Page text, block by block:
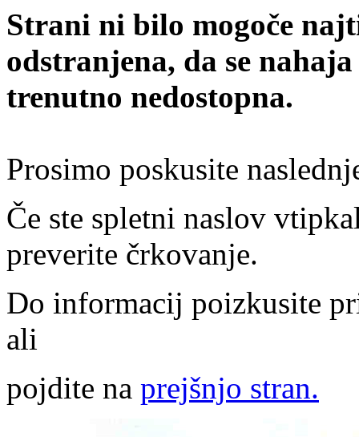
Strani ni bilo mogoče
odstranjena, da se
trenutno nedostopna.
Prosimo poskusite
Če ste spletni naslov
preverite črkovanje.
Do informacij poizkusite
ali
pojdite na prejšnjo stran.